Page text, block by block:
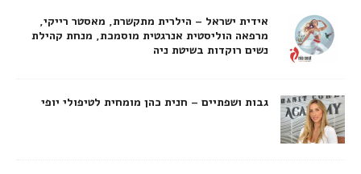
אידית ישראל – הילרית מתקשרת, מאסטר רייקי,
מרפאה הוליסטית אנרגטית מוסמכת, מנחת קהילת
נשים רוקדות בשיטת ניה
גבות ושפתיים – חנית כהן מומחית לטיפולי יופי